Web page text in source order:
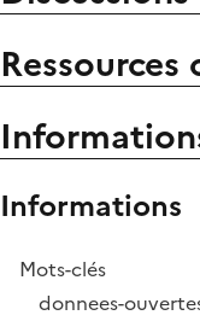
Informations
Mots-clés
donnees-